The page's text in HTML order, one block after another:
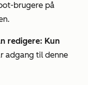
brugere på
redigere: Kun
adgang til denne